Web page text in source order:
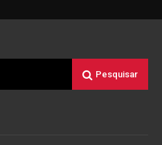
Pesquisar